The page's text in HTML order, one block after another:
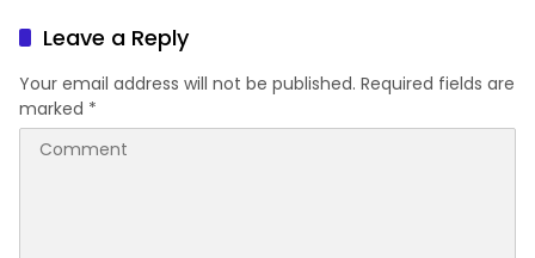
Karakter Generasi Muda
Leave a Reply
Your email address will not be published. Required fields are
marked *